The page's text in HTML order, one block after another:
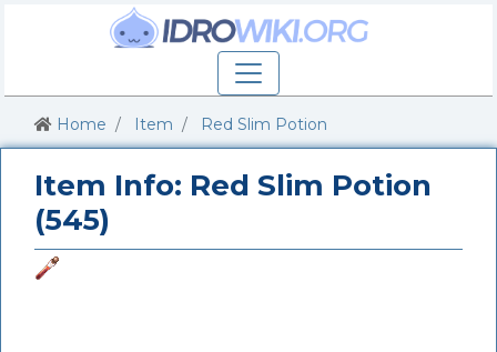
Home Item Red Slim Potion
Item Info: Red Slim Potion
(545)